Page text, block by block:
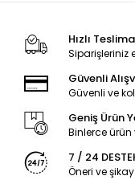
Hızlı
Siparişleriniz
Güvenli
Güvenli ve
Geniş Ürün
Binlerce
7 / 24
Öneri ve